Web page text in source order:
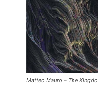
Matteo Mauro – The